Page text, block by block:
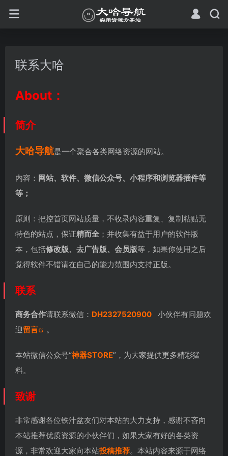
联系大哈
About：
简介
大哈导航是一个聚合各类网络资源的网站。
内容： 网站、软件、微信公众号、小程序和浏览器插件等
等；
原则：把控首页网站质量，不收录内容重复、复制粘贴无
特色的站点，保证精而全 ；并收集有益于用户的软件版
本，包括修改版、去广告版、会员版等，如果你使用之后
觉得软件不错请在自己的能力范围内支持正版。
联系
商务合作请联系微信： DH2327520900 小伙伴有问题欢
迎留言 。
本站微信公众号“神器STORE”，为大家提供更多精彩猛
料。
致谢
非常感谢各位铁汁盆友们对本站的大力支持，感谢不吝向
本站推荐优质资源的小伙伴们，如果大家有好的各类资
源，非常欢迎大家向本站投稿推荐。本站内容来源于网络